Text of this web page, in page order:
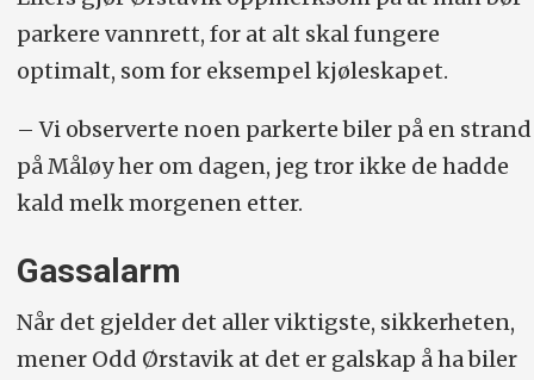
parkere vannrett, for at alt skal fungere
optimalt, som for eksempel kjøleskapet.
– Vi observerte noen parkerte biler på en strand
på Måløy her om dagen, jeg tror ikke de hadde
kald melk morgenen etter.
Gassalarm
Når det gjelder det aller viktigste, sikkerheten,
mener Odd Ørstavik at det er galskap å ha biler